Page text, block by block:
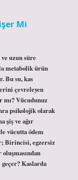
Mi
uzun süre
metabolik ürün
Bu su, kas
çevreleyen
mı? Vücudunuz
psikolojik olarak
şiş ve ağır
vücutta ödem
Birincisi, egzersiz
geçer? Kaslarda